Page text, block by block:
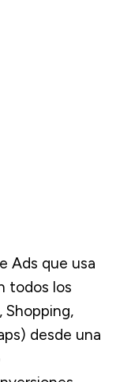
Ads que usa
todos los
Shopping,
desde una